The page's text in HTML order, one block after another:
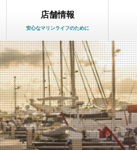
店舗情報
安心なマリンライフのために